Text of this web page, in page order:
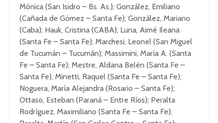
Mónica (San Isidro – Bs. As.); González, Emiliano
(Cañada de Gómez – Santa Fe); González, Mariano
(Caba); Hauk, Cristina (CABA); Luna, Aimé Ileana
(Santa Fe – Santa Fe); Marchesi, Leonel (San Miguel
de Tucumán – Tucumán); Massimini, María A. (Santa
Fe – Santa Fe); Mestre, Aldana Belén (Santa Fe –
Santa Fe); Minetti, Raquel (Santa Fe – Santa Fe);
Noguera, María Alejandra (Rosario – Santa Fe);
Ottaso, Esteban (Paraná – Entre Ríos); Peralta
Rodríguez, Maximiliano (Santa Fe – Santa Fe);